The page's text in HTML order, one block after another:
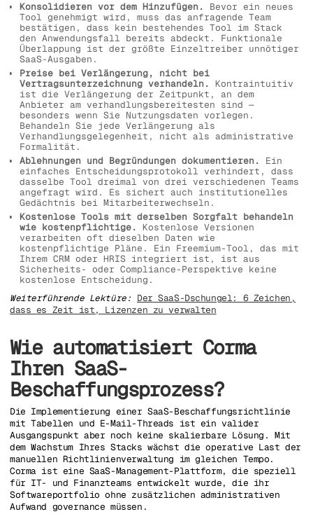
Konsolidieren vor dem Hinzufügen. Bevor ein neues
Tool genehmigt wird, muss das anfragende Team
bestätigen, dass kein bestehendes Tool im Stack
den Anwendungsfall bereits abdeckt. Funktionale
Überlappung ist der größte Einzeltreiber unnötiger
SaaS-Ausgaben.
Preise bei Verlängerung, nicht bei
Vertragsunterzeichnung verhandeln. Kontraintuitiv
ist die Verlängerung der Zeitpunkt, an dem
Anbieter am verhandlungsbereitesten sind —
besonders wenn Sie Nutzungsdaten vorlegen.
Behandeln Sie jede Verlängerung als
Verhandlungsgelegenheit, nicht als administrative
Formalität.
Ablehnungen und Begründungen dokumentieren. Ein
einfaches Entscheidungsprotokoll verhindert, dass
dasselbe Tool dreimal von drei verschiedenen Teams
angefragt wird. Es sichert auch institutionelles
Gedächtnis bei Mitarbeiterwechseln.
Kostenlose Tools mit derselben Sorgfalt behandeln
wie kostenpflichtige. Kostenlose Versionen
verarbeiten oft dieselben Daten wie
kostenpflichtige Pläne. Ein Freemium-Tool, das mit
Ihrem CRM oder HRIS integriert ist, ist aus
Sicherheits- oder Compliance-Perspektive keine
kostenlose Entscheidung.
Weiterführende Lektüre: Der SaaS-Dschungel: 6 Zeichen,
dass es Zeit ist, Lizenzen zu verwalten
Wie automatisiert Corma
Ihren SaaS-
Beschaffungsprozess?
Die Implementierung einer SaaS-Beschaffungsrichtlinie
mit Tabellen und E-Mail-Threads ist ein valider
Ausgangspunkt aber noch keine skalierbare Lösung. Mit
dem Wachstum Ihres Stacks wächst die operative Last der
manuellen Richtlinienverwaltung im gleichen Tempo.
Corma ist eine SaaS-Management-Plattform, die speziell
für IT- und Finanzteams entwickelt wurde, die ihr
Softwareportfolio ohne zusätzlichen administrativen
Aufwand governance müssen.